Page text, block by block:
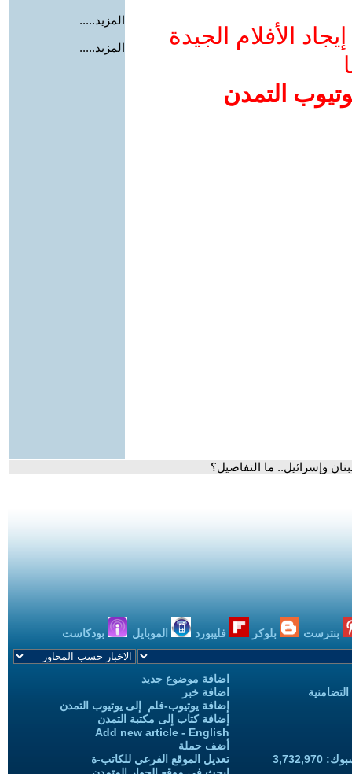
الأفلام الجيدة
التمدن
المزيد.....
المزيد.....
وإسرائيل.. ما التفاصيل؟
بنترست بلوكر فليبورد الموبايل بودكاست
اضافة موضوع جديد
اضافة خبر
إضافة يوتيوب-فلم إلى يوتيوب التمدن
إضافة كتاب إلى مكتبة التمدن
Add new article - English
أضف حملة
تعديل الموقع الفرعي للكاتب-ة